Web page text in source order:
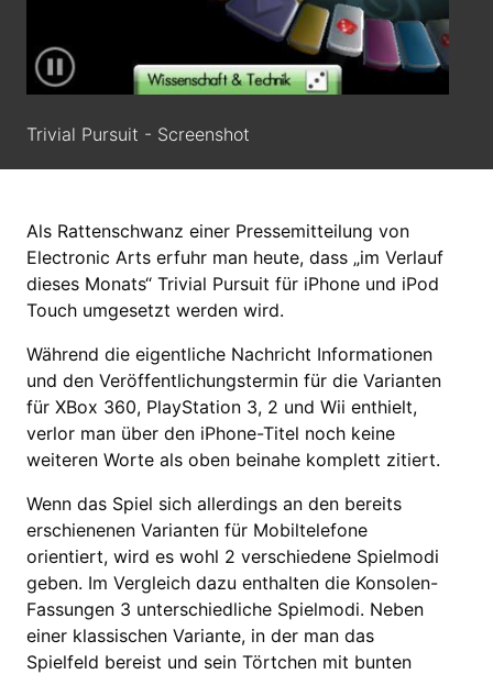
Trivial Pursuit - Screenshot
Als Rattenschwanz einer Pressemitteilung von
Electronic Arts erfuhr man heute, dass „im Verlauf
dieses Monats“ Trivial Pursuit für iPhone und iPod
Touch umgesetzt werden wird.
Während die eigentliche Nachricht Informationen
und den Veröffentlichungstermin für die Varianten
für XBox 360, PlayStation 3, 2 und Wii enthielt,
verlor man über den iPhone-Titel noch keine
weiteren Worte als oben beinahe komplett zitiert.
Wenn das Spiel sich allerdings an den bereits
erschienenen Varianten für Mobiltelefone
orientiert, wird es wohl 2 verschiedene Spielmodi
geben. Im Vergleich dazu enthalten die Konsolen-
Fassungen 3 unterschiedliche Spielmodi. Neben
einer klassischen Variante, in der man das
Spielfeld bereist und sein Törtchen mit bunten